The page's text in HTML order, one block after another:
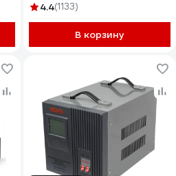
4.4(1133)
В корзину